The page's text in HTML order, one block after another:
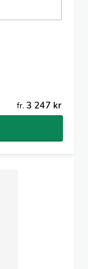
fr. 3 247 kr